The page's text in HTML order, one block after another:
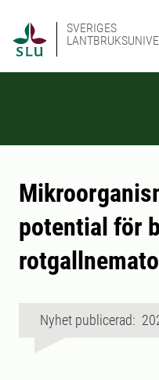
SVERIGES
potential för
Nyhet publicerad: